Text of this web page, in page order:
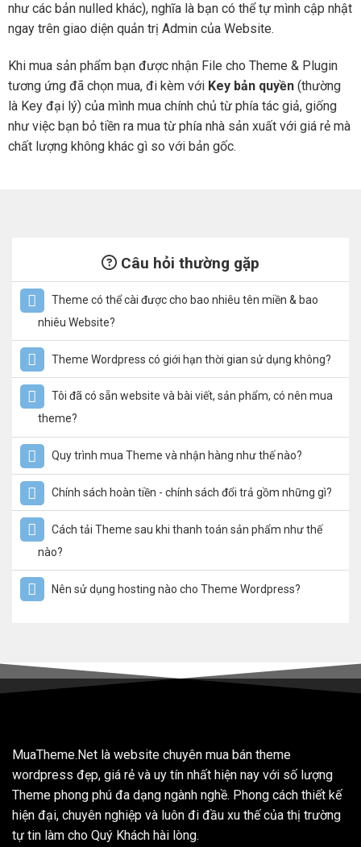
như các bản nulled khác), nghĩa là bạn có thể tự mình cập nhật
ngay trên giao diện quản trị Admin của Website.
Khi mua sản phẩm bạn được nhận File cho Theme & Plugin
tương ứng đã chọn mua, đi kèm với Key bản quyền (thường
là Key đại lý) của mình mua chính chủ từ phía tác giả, giống
như việc bạn bỏ tiền ra mua từ phía nhà sản xuất với giá rẻ mà
chất lượng không khác gì so với bản gốc.
Câu hỏi thường gặp
Theme có thể cài được cho bao nhiêu tên miền & bao
nhiêu Website?
Theme Wordpress có giới hạn thời gian sử dụng không?
Tôi đã có sẵn website và bài viết, sản phẩm, có nên mua
theme?
Quy trình mua Theme và nhận hàng như thế nào?
Chính sách hoàn tiền - chính sách đổi trả gồm những gì?
Cách tải Theme sau khi thanh toán sản phẩm như thế
nào?
Nên sử dụng hosting nào cho Theme Wordpress?
MuaTheme.Net là website chuyên mua bán theme
wordpress đẹp, giá rẻ và uy tín nhất hiện nay với số lượng
Theme phong phú đa dạng ngành nghề. Phong cách thiết kế
hiện đại, chuyên nghiệp và luôn đi đầu xu thế của thị trường
tự tin làm cho Quý Khách hài lòng.